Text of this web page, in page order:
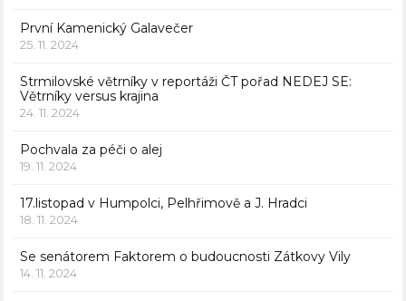
První Kamenický Galavečer
25. 11. 2024
Strmilovské větrníky v reportáži ČT pořad NEDEJ SE:
Větrníky versus krajina
24. 11. 2024
Pochvala za péči o alej
19. 11. 2024
17.listopad v Humpolci, Pelhřimově a J. Hradci
18. 11. 2024
Se senátorem Faktorem o budoucnosti Zátkovy Vily
14. 11. 2024